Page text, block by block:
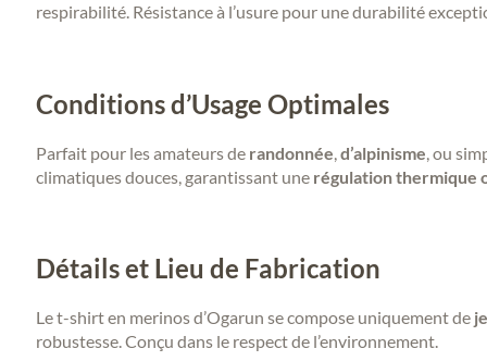
respirabilité. Résistance à l’usure pour une durabilité
Conditions d’Usage Optimales
Parfait pour les amateurs de randonnée d’alpinisme , ou
climatiques douces, garantissant unerégulation thermique
Détails et Lieu de Fabrication
Le t-shirt en merinos d’Ogarun se compose uniquement de
robustesse. Conçu dans le respect de l’environnement.